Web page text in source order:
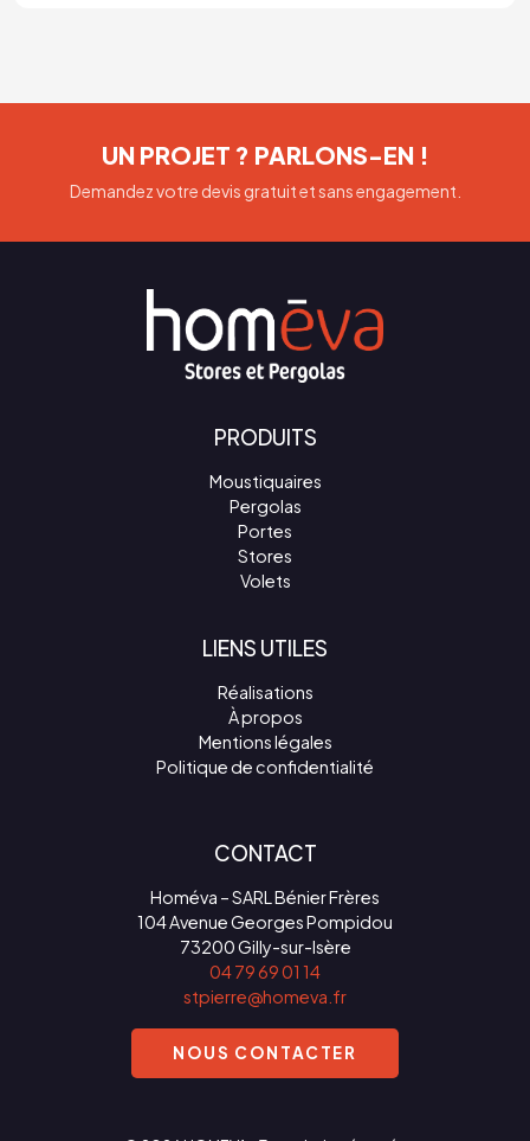
UN PROJET ? PARLONS-EN !
Demandez votre devis gratuit et sans engagement.
PRODUITS
Moustiquaires
Pergolas
Portes
Stores
Volets
LIENS UTILES
Réalisations
À propos
Mentions légales
Politique de confidentialité
CONTACT
Homéva – SARL Bénier Frères
104 Avenue Georges Pompidou
73200 Gilly-sur-Isère
04 79 69 01 14
stpierre@homeva.fr
NOUS CONTACTER